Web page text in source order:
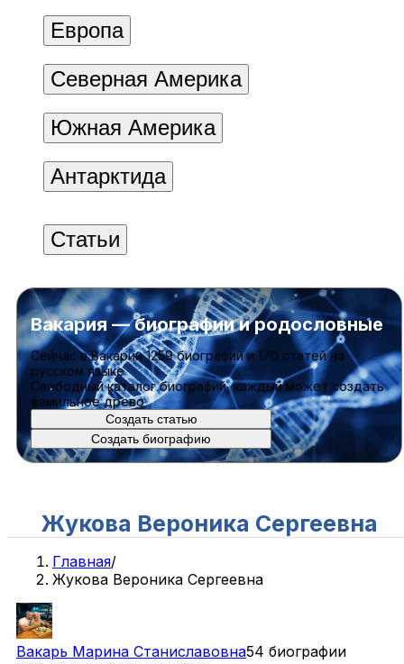
Европа
Северная Америка
Южная Америка
Антарктида
Статьи
Вакария — биографии и родословные
Cейчас в Вакарии1259 биографийи170 статейна
русском языке
Свободный каталог биографий, каждый может создать
фамильное древо
Создать статью
Создать биографию
Жукова Вероника Сергеевна
Главная/
Жукова Вероника Сергеевна
Вакарь Марина Станиславовна54 биографии